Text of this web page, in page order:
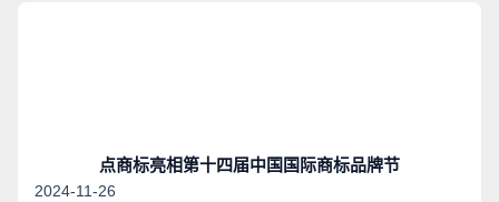
点商标亮相第十四届中国国际商标品牌节
2024-11-26